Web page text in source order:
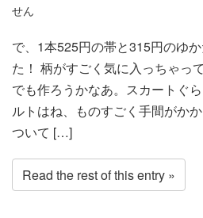
せん
で、1本525円の帯と315円のゆ
た！ 柄がすごく気に入っちゃっ
でも作ろうかなあ。スカートぐ
ルトはね、ものすごく手間がか
ついて […]
Read the rest of this entry »